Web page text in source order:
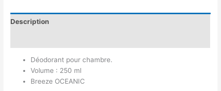
Description
Déodorant pour chambre.
Volume : 250 ml
Breeze OCEANIC